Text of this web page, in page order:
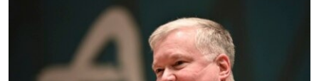
မကြေးမုံရဲ့ အင်္ဂလိပ်စာ
ရုပ်ရှင်ထဲက အင်္ဂလိပ်စာ
သုတပဒေသာ အင်္ဂလိပ်စာ
ရေဒီယိုနှင့်ရုပ်သံ အချက်အလက်များ
ရေဒီယို/တီဗွီအစီအစဉ်
Learning English